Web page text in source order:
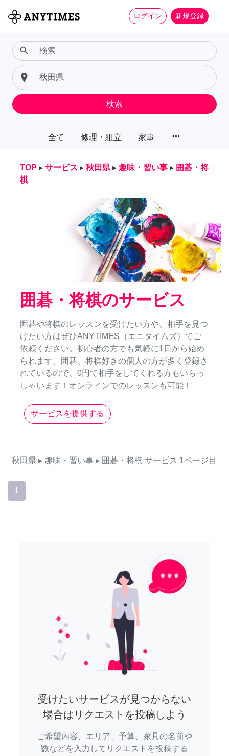
ログイン 新規登録
全て 修理・組立 家事 more_horiz
search
place
検索
TOP ▸ サービス ▸ 秋田県 ▸ 趣味・習い事 ▸ 囲碁・将
棋
囲碁・将棋のサービス
囲碁や将棋のレッスンを受けたい方や、相手を見つ
けたい方はぜひANYTIMES（エニタイムズ）でご
依頼ください。初心者の方でも気軽に1日から始め
られます。囲碁、将棋好きの個人の方が多く登録さ
れているので、0円で相手をしてくれる方もいらっ
しゃいます！オンラインでのレッスンも可能！
サービスを提供する
秋田県 ▸ 趣味・習い事 ▸ 囲碁・将棋 サービス 1ページ目
1
受けたいサービスが見つからない
場合はリクエストを投稿しよう
ご希望内容、エリア、予算、家具の名前や
数などを入力してリクエストを投稿する